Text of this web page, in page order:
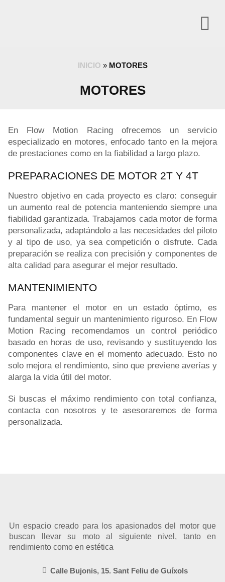
INICIO » MOTORES
MOTORES
En Flow Motion Racing ofrecemos un servicio
especializado en motores, enfocado tanto en la mejora
de prestaciones como en la fiabilidad a largo plazo.
PREPARACIONES DE MOTOR 2T Y 4T
Nuestro objetivo en cada proyecto es claro: conseguir
un aumento real de potencia manteniendo siempre una
fiabilidad garantizada. Trabajamos cada motor de forma
personalizada, adaptándolo a las necesidades del piloto
y al tipo de uso, ya sea competición o disfrute. Cada
preparación se realiza con precisión y componentes de
alta calidad para asegurar el mejor resultado.
MANTENIMIENTO
Para mantener el motor en un estado óptimo, es
fundamental seguir un mantenimiento riguroso. En Flow
Motion Racing recomendamos un control periódico
basado en horas de uso, revisando y sustituyendo los
componentes clave en el momento adecuado. Esto no
solo mejora el rendimiento, sino que previene averías y
alarga la vida útil del motor.
Si buscas el máximo rendimiento con total confianza,
contacta con nosotros y te asesoraremos de forma
personalizada.
Un espacio creado para los apasionados del motor que
buscan llevar su moto al siguiente nivel, tanto en
rendimiento como en estética
Calle Bujonis, 15. Sant Feliu de Guíxols